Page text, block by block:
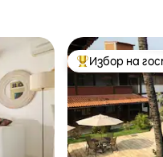
Най-Избор на